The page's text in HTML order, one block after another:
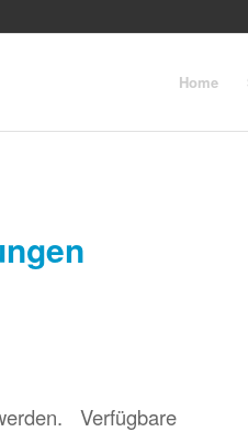
Home
Verfügbare